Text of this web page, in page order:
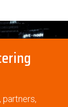
partners,